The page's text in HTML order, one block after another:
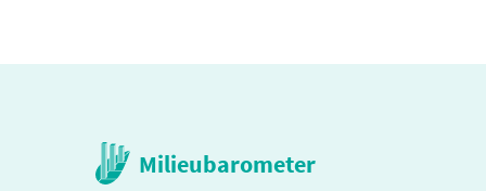
Milieubarometer